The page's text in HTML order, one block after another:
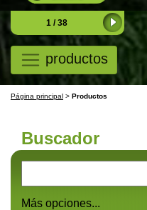
1 / 38
productos
Página principal > Productos
Buscador
Más opciones...